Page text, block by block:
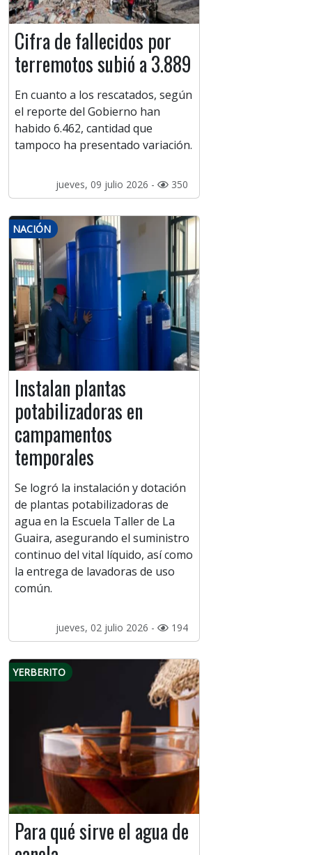
Cifra de fallecidos por
terremotos subió a 3.889
En cuanto a los rescatados, según
el reporte del Gobierno han
habido 6.462, cantidad que
tampoco ha presentado variación.
jueves, 09 julio 2026 - 350
NACIÓN
Instalan plantas
potabilizadoras en
campamentos
temporales
Se logró la instalación y dotación
de plantas potabilizadoras de
agua en la Escuela Taller de La
Guaira, asegurando el suministro
continuo del vital líquido, así como
la entrega de lavadoras de uso
común.
jueves, 02 julio 2026 - 194
YERBERITO
Para qué sirve el agua de